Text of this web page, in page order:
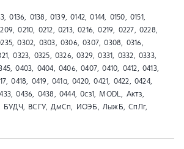
0136, 0138, 0139, 0142, 0144, 0150, 0151,
0210, 0212, 0213, 0216, 0219, 0227, 0228,
0302, 0303, 0306, 0307, 0308, 0316,
0323, 0325, 0326, 0329, 0331, 0332, 0333,
0403, 0404, 0406, 0407, 0410, 0412, 0413,
0418, 0419, 041a, 0420, 0421, 0422, 0424,
0436, 0438, 0444, 0сз1, MODL, Актз,
ВСГУ, ДмСп, ИОЭБ, ЛыжБ, СпЛг,